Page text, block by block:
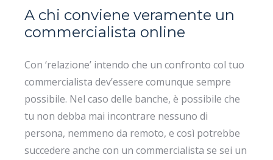
A chi conviene veramente un
commercialista online
Con ‘relazione’ intendo che un confronto col tuo
commercialista dev’essere comunque sempre
possibile. Nel caso delle banche, è possibile che
tu non debba mai incontrare nessuno di
persona, nemmeno da remoto, e così potrebbe
succedere anche con un commercialista se sei un